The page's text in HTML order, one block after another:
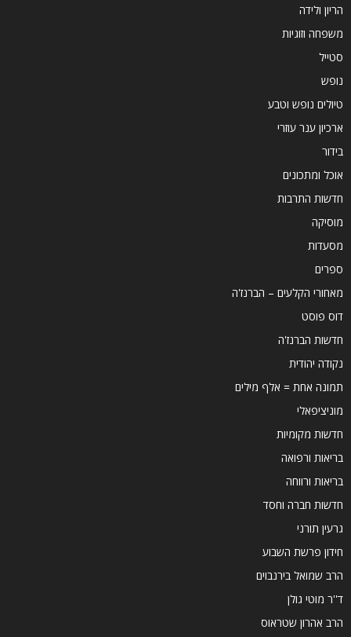
הריון ולידה
משפחה וזוגיות
סטייל
נופש
טיולים נופש וטבע
ארכיון ענר עוזרי
בידור
אוכל ומתכונים
חדשות התרבות
מוסיקה
מסעדות
ספרים
מאחורי הקלעים – הברנז'ה
דוס פוסט
חדשות הברנז'ה
נקודה יהודית
תמונה אחת = אלף מילים
מוניציפאלי
חדשות מקומיות
בריאות ורפואה
בריאות ורווחה
חדשות חברה וחסד
גרעין תורני
חידון פרשת השבוע
הרב שמואל בירנבוים
ד''ר מוטי גולן
הרב אהרון שטראוס